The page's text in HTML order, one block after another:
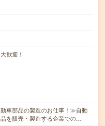
歓迎！
車部品の製造のお仕事！≫自動
を販売・製造する企業での…